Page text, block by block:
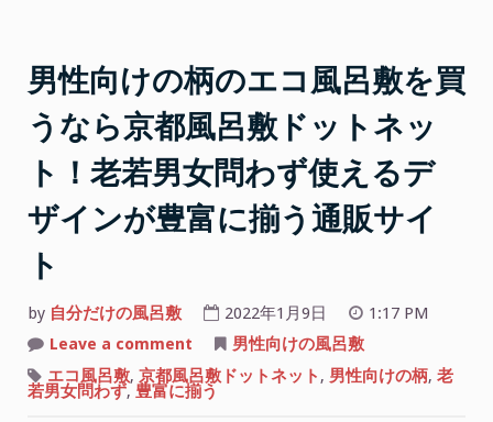
男性向けの柄のエコ風呂敷を買
うなら京都風呂敷ドットネッ
ト！老若男女問わず使えるデ
ザインが豊富に揃う通販サイ
ト
by 自分だけの風呂敷 2022年1月9日
1:17 PM
Leave a comment
性
向
け
男性向けの風呂敷
エコ風呂敷, 京都風呂敷ドットネット , 男性向けの柄, 老
若男女問わず, 豊富に揃う